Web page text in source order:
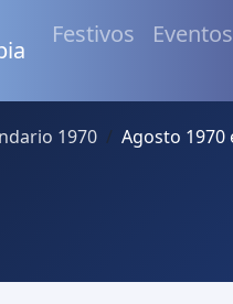
Festivos Eventos
1970 Agosto 1970